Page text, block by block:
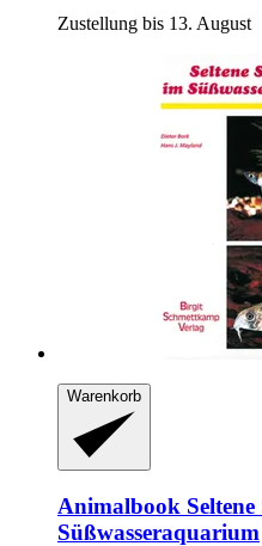
Zustellung bis 13. August
Warenkorb
Animalbook
Süßwasseraquarium